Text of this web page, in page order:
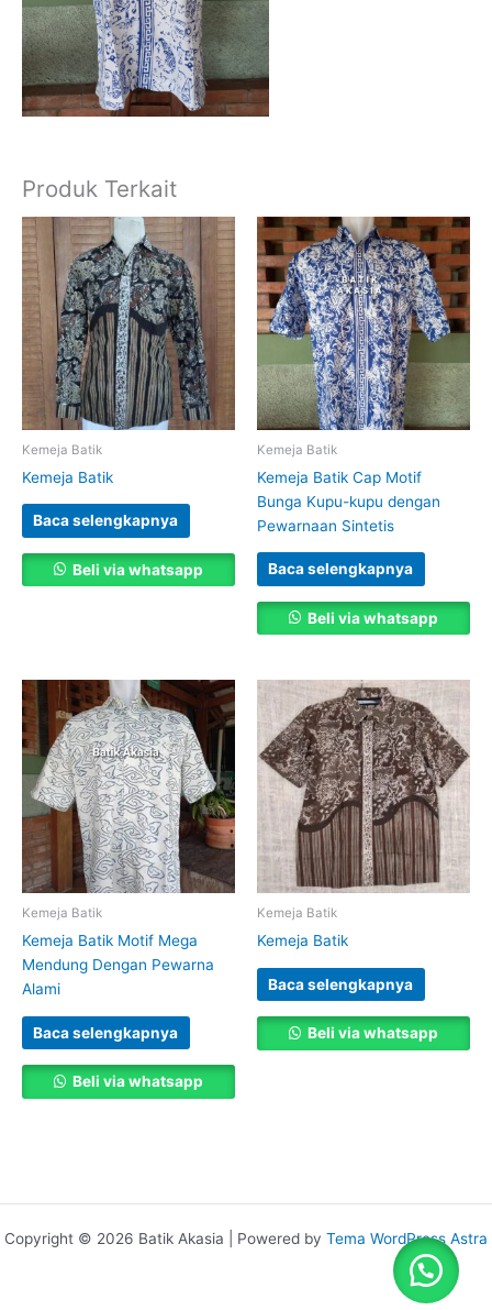
Produk Terkait
Kemeja Batik
Kemeja Batik
Baca selengkapnya
Beli via whatsapp
Kemeja Batik
Kemeja Batik Cap Motif
Bunga Kupu-kupu dengan
Pewarnaan Sintetis
Baca selengkapnya
Beli via whatsapp
Kemeja Batik
Kemeja Batik Motif Mega
Mendung Dengan Pewarna
Alami
Baca selengkapnya
Beli via whatsapp
Kemeja Batik
Kemeja Batik
Baca selengkapnya
Beli via whatsapp
Copyright © 2026 Batik Akasia | Powered by Tema WordPress Astra